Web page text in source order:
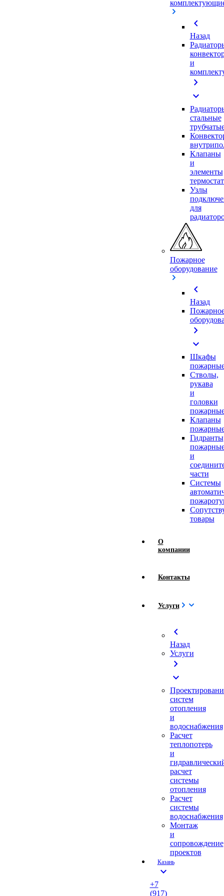
chevron_left
Назад
и
chevron_right
expand_more
стальные
Клапаны
и
элементы
Узлы
для
Пожарное
оборудование
chevron_left
Назад
chevron_right
expand_more
Шкафы
Стволы,
рукава
и
головки
Клапаны
Гидранты
и
части
Системы
товары
О
компании
Контакты
Услуги
chevron_left
Назад
Услуги
chevron_right
expand_more
систем
отопления
и
водоснабжения
Расчет
теплопотерь
и
расчет
системы
отопления
Расчет
системы
водоснабжения
Монтаж
и
сопровождение
проектов
Казань
expand_more
+7
(917)